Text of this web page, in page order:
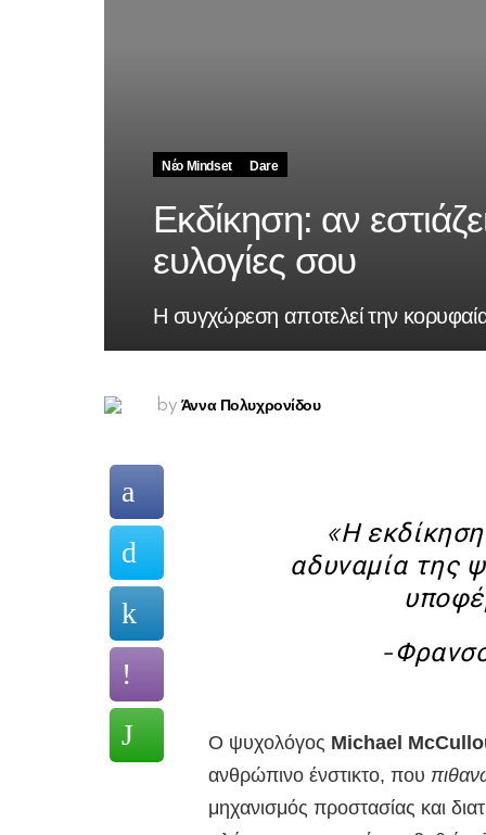
Νέο Mindset Dare
Εκδίκηση: αν
ευλογίες σου
Η συγχώρεση αποτελεί την
by Άννα Πολυχρονίδου
«Η
αδυναμία της
-
Ο ψυχολόγος Michael
ανθρώπινο ένστικτο, που
μηχανισμός προστασίας και